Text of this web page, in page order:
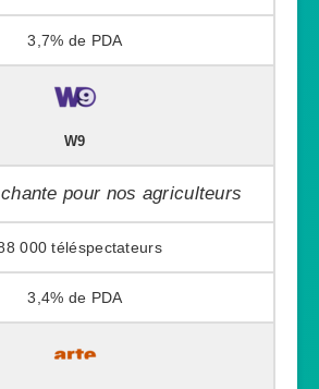
3,7%
W9
pour nos agriculteurs
000
3,4%